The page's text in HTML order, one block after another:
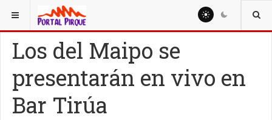
ESTÁ AQUÍ: CULTURA
Los del Maipo se
presentarán en vivo en
Bar Tirúa